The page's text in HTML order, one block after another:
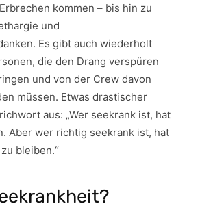
kommen – bis hin zu
und
Es gibt auch wiederholt
die den Drang verspüren
und von der Crew davon
müssen. Etwas drastischer
aus: „Wer seekrank ist, hat
Aber wer richtig seekrank ist, hat
bleiben.“